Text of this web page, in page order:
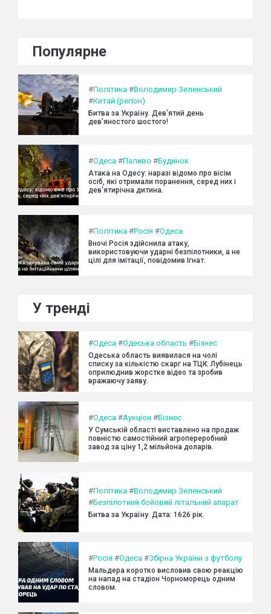
Популярне
#Політика #Володимир Зеленський
#Китай (регіон)
Битва за Україну. Дев’ятий день
дев’яностого шостого!
#Одеса #Паливо #Будинок
Атака на Одесу: наразі відомо про вісім
осіб, які отримали поранення, серед них і
дев'ятирічна дитина.
#Політика #Росія #Одеса
Вночі Росія здійснила атаку,
використовуючи ударні безпілотники, а не
цілі для імітації, повідомив Ігнат.
У тренді
#Одеса #Одеська область #Бізнес
Одеська область виявилася на чолі
списку за кількістю скарг на ТЦК: Лубінець
оприлюднив жорстке відео та зробив
вражаючу заяву.
#Одеса #Аукціон #Бізнес
У Сумській області виставлено на продаж
повністю самостійний агропереробний
завод за ціну 1,2 мільйона доларів.
#Політика #Володимир Зеленський
#Безпілотний бойовий літальний апарат
Битва за Україну. Дата: 1626 рік.
#Росія #Одеса #Збірна України з футболу
Мальдера коротко висловив свою реакцію
на напад на стадіон Чорноморець одним
словом.